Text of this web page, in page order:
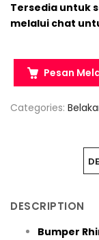
Tersedia untuk
melalui chat
Pesan
Categories:
DESCRIPTION
Bumper